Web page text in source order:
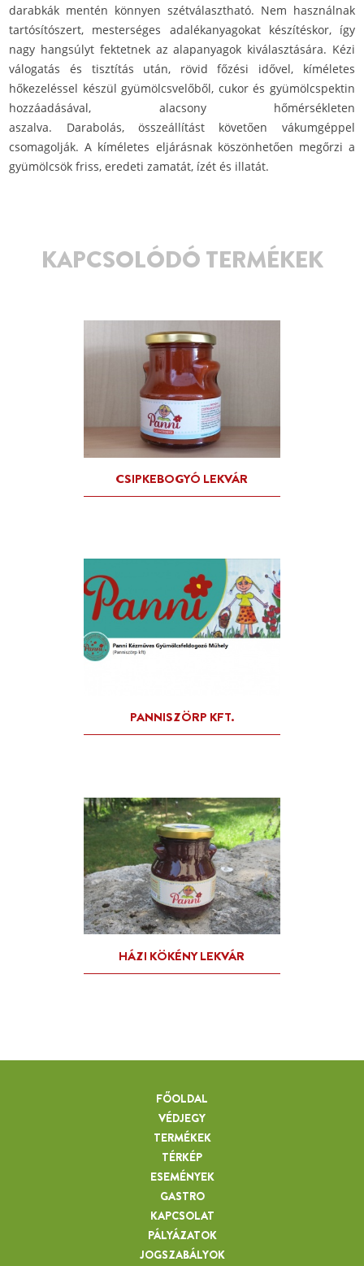
darabkák mentén könnyen szétválasztható. Nem használnak
tartósítószert, mesterséges adalékanyagokat készítéskor, így
nagy hangsúlyt fektetnek az alapanyagok kiválasztására. Kézi
válogatás és tisztítás után, rövid főzési idővel, kíméletes
hőkezeléssel készül gyümölcsvelőből, cukor és gyümölcspektin
hozzáadásával, alacsony hőmérsékleten
aszalva. Darabolás, összeállítást követően vákumgéppel
csomagolják. A kíméletes eljárásnak köszönhetően megőrzi a
gyümölcsök friss, eredeti zamatát, ízét és illatát.
KAPCSOLÓDÓ TERMÉKEK
CSIPKEBOGYÓ LEKVÁR
FŐOLDAL
VÉDJEGY
TERMÉKEK
TÉRKÉP
ESEMÉNYEK
GASTRO
KAPCSOLAT
PÁLYÁZATOK
JOGSZABÁLYOK